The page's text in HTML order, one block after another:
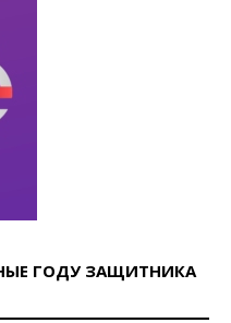
ГОДУ ЗАЩИТНИКА